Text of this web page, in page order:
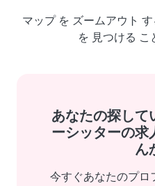
マップ を ズームアウト
を 見つける こ
あなたの探して
ーシッターの求
ん
今すぐあなたのプロ